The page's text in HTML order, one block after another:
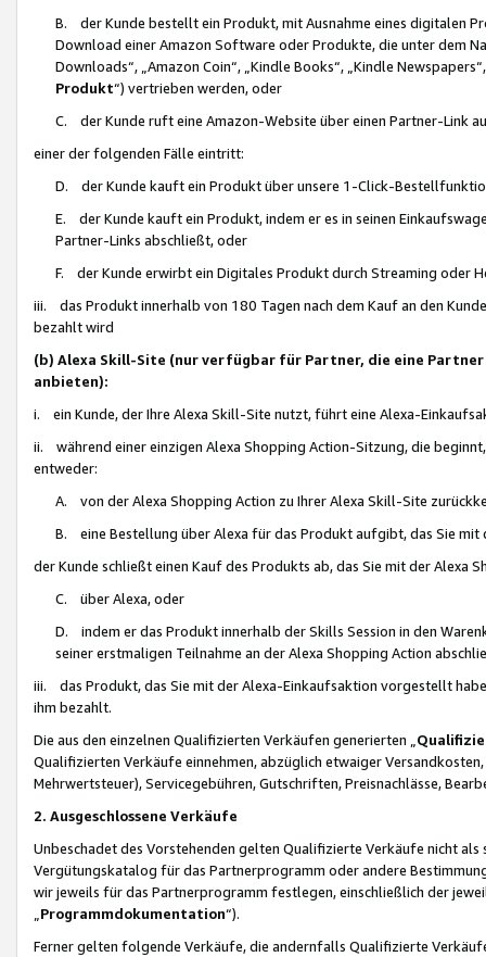
B. der Kunde bestellt ein Produkt, mit Ausnahme eines digitalen
Download einer Amazon Software oder Produkte, die unter dem
Downloads“, „Amazon Coin“, „Kindle Books“, „Kindle
Produkt“) vertrieben werden, oder
C. der Kunde ruft eine Amazon-Website über einen Partner-Link
einer der folgenden Fälle eintritt:
D. der Kunde kauft ein Produkt über unsere 1-Click-
E. der Kunde kauft ein Produkt, indem er es in seinen
Partner-Links abschließt, oder
F. der Kunde erwirbt ein Digitales Produkt durch Streaming oder
iii. das Produkt innerhalb von 180 Tagen nach dem Kauf an den
bezahlt wird
(b) Alexa Skill-Site (nur verfügbar für Partner, die eine
anbieten):
i. ein Kunde, der Ihre Alexa Skill-Site nutzt, führt eine Alexa-
ii. während einer einzigen Alexa Shopping Action-Sitzung, die
entweder:
A. von der Alexa Shopping Action zu Ihrer Alexa Skill-Site
B. eine Bestellung über Alexa für das Produkt aufgibt, das Sie mit
der Kunde schließt einen Kauf des Produkts ab, das Sie mit der Alexa
C. über Alexa, oder
D. indem er das Produkt innerhalb der Skills Session in den
seiner erstmaligen Teilnahme an der Alexa Shopping Action
iii. das Produkt, das Sie mit der Alexa-Einkaufsaktion vorgestellt
ihm bezahlt.
Die aus den einzelnen Qualifizierten Verkäufen generierten „
Qualifizierten Verkäufe einnehmen, abzüglich etwaiger
Mehrwertsteuer), Servicegebühren, Gutschriften, Preisnachlässe,
2. Ausgeschlossene Verkäufe
Unbeschadet des Vorstehenden gelten Qualifizierte Verkäufe nicht
Vergütungskatalog für das Partnerprogramm oder andere
wir jeweils für das Partnerprogramm festlegen, einschließlich der
Programmdokumentation“).
Ferner gelten folgende Verkäufe, die andernfalls Qualifizierte